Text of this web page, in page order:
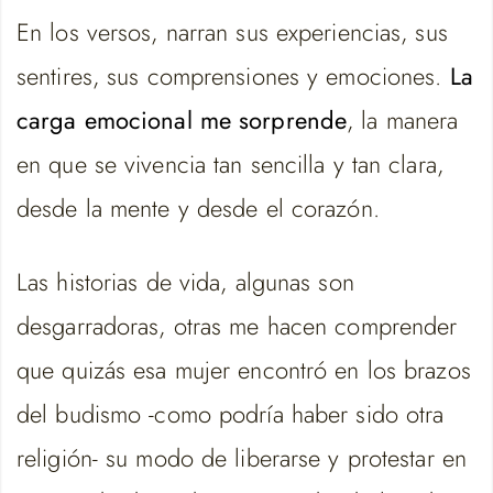
En los versos, narran sus experiencias, sus
sentires, sus comprensiones y emociones. La
carga emocional me sorprende, la manera
en que se vivencia tan sencilla y tan clara,
desde la mente y desde el corazón.
Las historias de vida, algunas son
desgarradoras, otras me hacen comprender
que quizás esa mujer encontró en los brazos
del budismo -como podría haber sido otra
religión- su modo de liberarse y protestar en